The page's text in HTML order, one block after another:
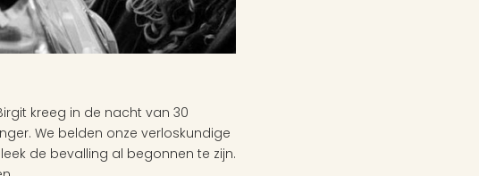
kreeg in de nacht van 30
We belden onze verloskundige
de bevalling al begonnen te zijn.